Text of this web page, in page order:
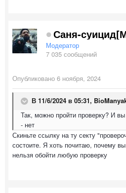
Саня-
Модератор
7 035 сообщений
Опубликовано 6 ноября, 2024
В 11/6/2024 в 05:31,
Так, можно пройти проверку? И
- нет
Скиньте ссылку на ту секту
состоите. Я хоть почитаю, почему
нельзя обойти любую проверку